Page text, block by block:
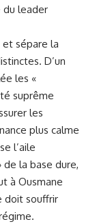
du leader
sépare la
D’un
les «
suprême
les
plus calme
l’aile
la base dure,
à Ousmane
doit souffrir